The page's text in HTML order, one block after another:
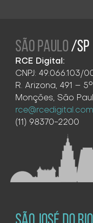
SÃO PAULO/SP
RCE Digital:
CNPJ: 49.066.103/
R. Arizona, 491 –
Monções, São
(11) 98370-2200